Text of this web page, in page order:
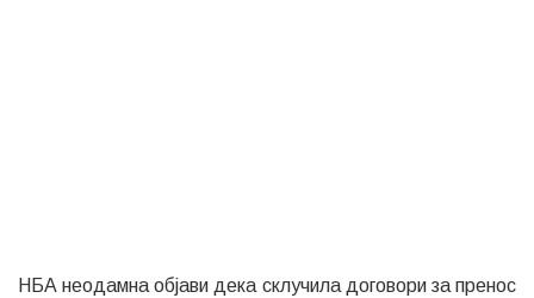
НБА неодамна објави дека склучила договори за пренос